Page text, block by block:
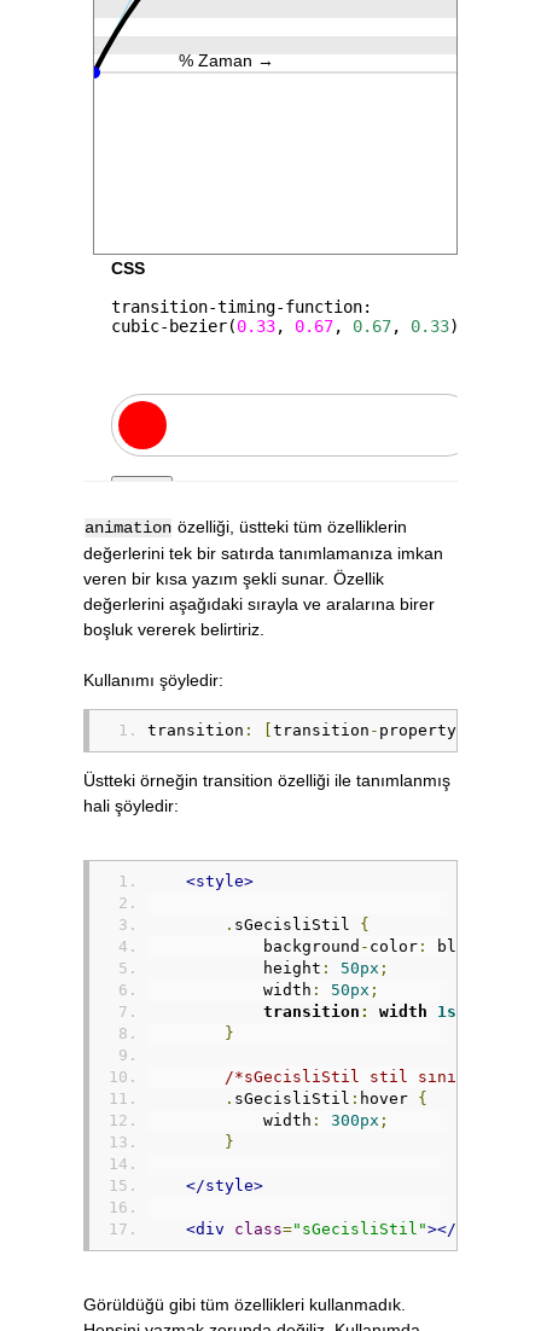
animation özelliği, üstteki tüm özelliklerin
değerlerini tek bir satırda tanımlamanıza imkan
veren bir kısa yazım şekli sunar. Özellik
değerlerini aşağıdaki sırayla ve aralarına birer
boşluk vererek belirtiriz.
Kullanımı şöyledir:
transition : [transition - property
Üstteki örneğin transition özelliği ile tanımlanmış
hali şöyledir:
<style>
. sGecisliStil {
            background
- color : blue
            height
: 50px ;
            width
: 50px ;
transition : width 1s
}
/*sGecisliStil stil sınıfına
. sGecisliStil : hover {
            width
: 300px ;
}
</style>
<div class="sGecisliStil"></div>
Görüldüğü gibi tüm özellikleri kullanmadık.